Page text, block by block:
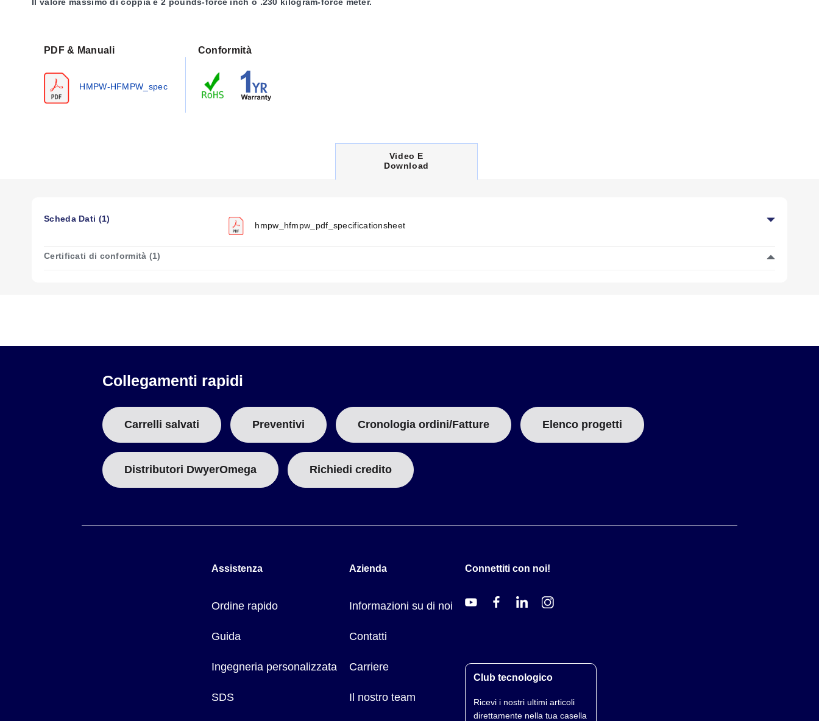
PDF & Manuali
HMPW-HFMPW_spec
Conformità
C
U
T
Video E
Download
Scheda Dati (1)
hmpw_hfmpw_pdf_specificationsheet
Certificati di conformità (1)
Collegamenti rapidi
Carrelli salvati Preventivi Cronologia ordini/Fatture Elenco progetti
Distributori DwyerOmega Richiedi credito
Assistenza
Ordine rapido
Guida
Ingegneria personalizzata
SDS
Azienda
Informazioni su di noi
Contatti
Carriere
Il nostro team
Connettiti con noi!
Club tecnologico
Ricevi i nostri ultimi articoli
direttamente nella tua casella